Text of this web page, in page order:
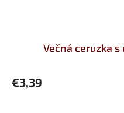
Večná ceruzka
€3,39